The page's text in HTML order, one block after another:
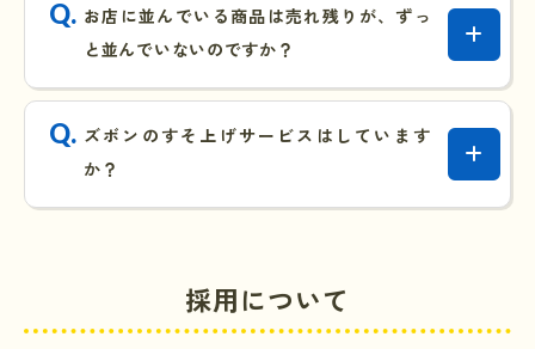
お店に並んでいる商品は売れ残りが、ずっ
と並んでいないのですか？
ズボンのすそ上げサービスはしています
か？
採用について